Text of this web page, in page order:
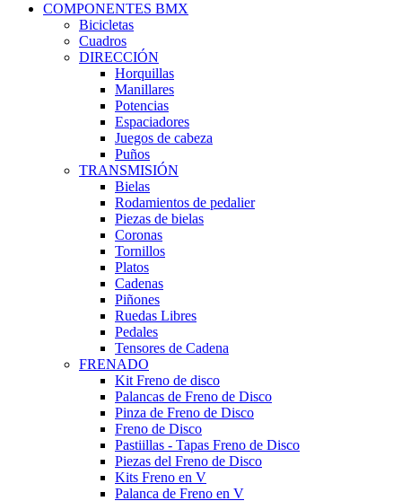
COMPONENTES BMX
Bicicletas
Cuadros
DIRECCIÓN
Horquillas
Manillares
Potencias
Espaciadores
Juegos de cabeza
Puños
TRANSMISIÓN
Bielas
Rodamientos de pedalier
Piezas de bielas
Coronas
Tornillos
Platos
Cadenas
Piñones
Ruedas Libres
Pedales
Tensores de Cadena
FRENADO
Kit Freno de disco
Palancas de Freno de Disco
Pinza de Freno de Disco
Freno de Disco
Pastiillas - Tapas Freno de Disco
Piezas del Freno de Disco
Kits Freno en V
Palanca de Freno en V